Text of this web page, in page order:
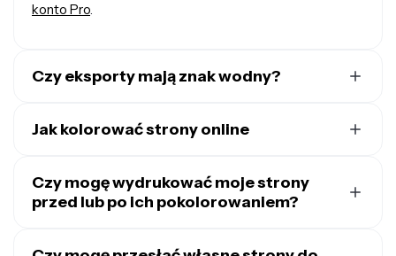
konto Pro.
Czy eksporty mają znak wodny?
wszystkie eksporty — w tym narzędzie Coloring Online
utworów.
Jak kolorować strony online
projektw Kapwing Studio. Kliknij, aby przesłać swoją
stronę do kolorowania, przeglądaj bibliotekę szablonów
Czy mogę wydrukować moje strony
przed lub po ich pokolorowaniem?